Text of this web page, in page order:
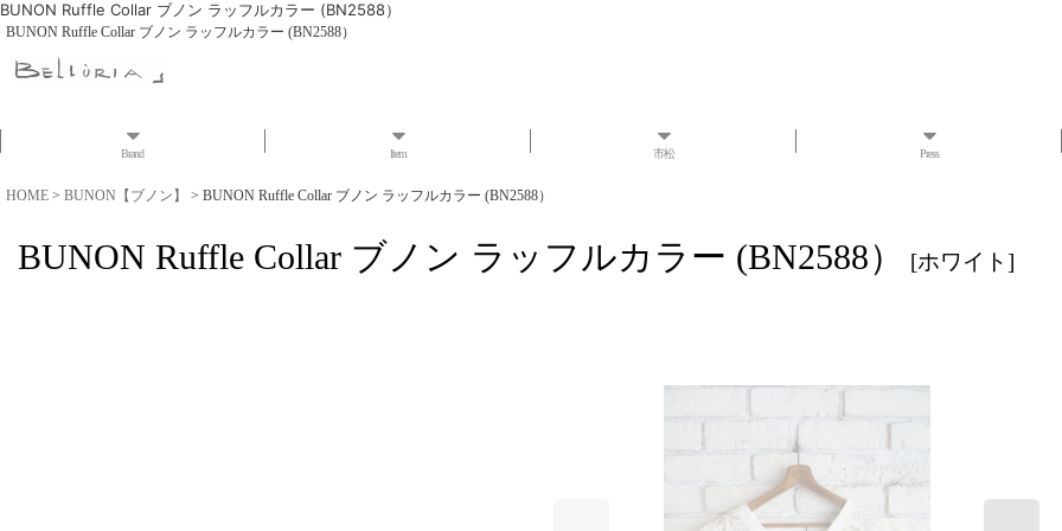
BUNON Ruffle Collar ブノン ラッフルカラー (BN2588）
BUNON Ruffle Collar ブノン ラッフルカラー (BN2588）
Brand Item 市松 Press
HOME > BUNON【ブノン】 > BUNON Ruffle Collar ブノン ラッフルカラー (BN2588）
BUNON Ruffle Collar ブノン ラッフルカラー (BN2588） [ホワイト]